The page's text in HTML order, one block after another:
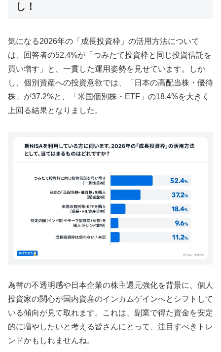
し！
気になる2026年の「成長投資枠」の活用方法について
は、回答者の52.4%が「つみたて投資枠と同じ投資信託を
買い増す」と、一貫した運用姿勢を見せています。しか
し、個別資産への投資意欲では、「日本の高配当株・優待
株」が37.2%と、「米国個別株・ETF」の18.4%を大きく
上回る結果となりました。
為替の不透明感や日本企業の株主還元強化を背景に、個人
投資家の関心が国内資産のインカムゲインへとシフトして
いる傾向が見て取れます。これは、副業で得た資金を安定
的に増やしたいと考える皆さんにとって、注目すべきトレ
ンドかもしれませんね。